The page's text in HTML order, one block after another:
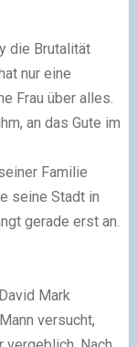
die Brutalität
nur eine
Frau über alles.
an das Gute im
Familie
seine Stadt in
gerade erst an.
Mark
versucht,